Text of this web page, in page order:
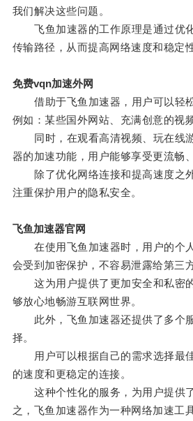
我们解决这些问题。
飞鱼加速器的工作原理是通过优
传输路径，从而提高网络速度和稳定性
免费vqn加速外网
借助于飞鱼加速器，用户可以轻松
例如：某些国外网站、充满创意的视
同时，在观看高清视频、玩在线
器的加速功能，用户能够享受更流畅
除了优化网络连接和提高速度之
注重保护用户的隐私安全。
飞鱼加速器官网
在使用飞鱼加速器时，用户的个
会受到加密保护，不容易泄露给第三方
这为用户提供了更加安全和私密
够放心地畅游互联网世界。
此外，飞鱼加速器还提供了多个
择。
用户可以根据自己的需求选择最
的速度和更稳定的连接。
这种个性化的服务，为用户提供
之，飞鱼加速器作为一种网络加速工